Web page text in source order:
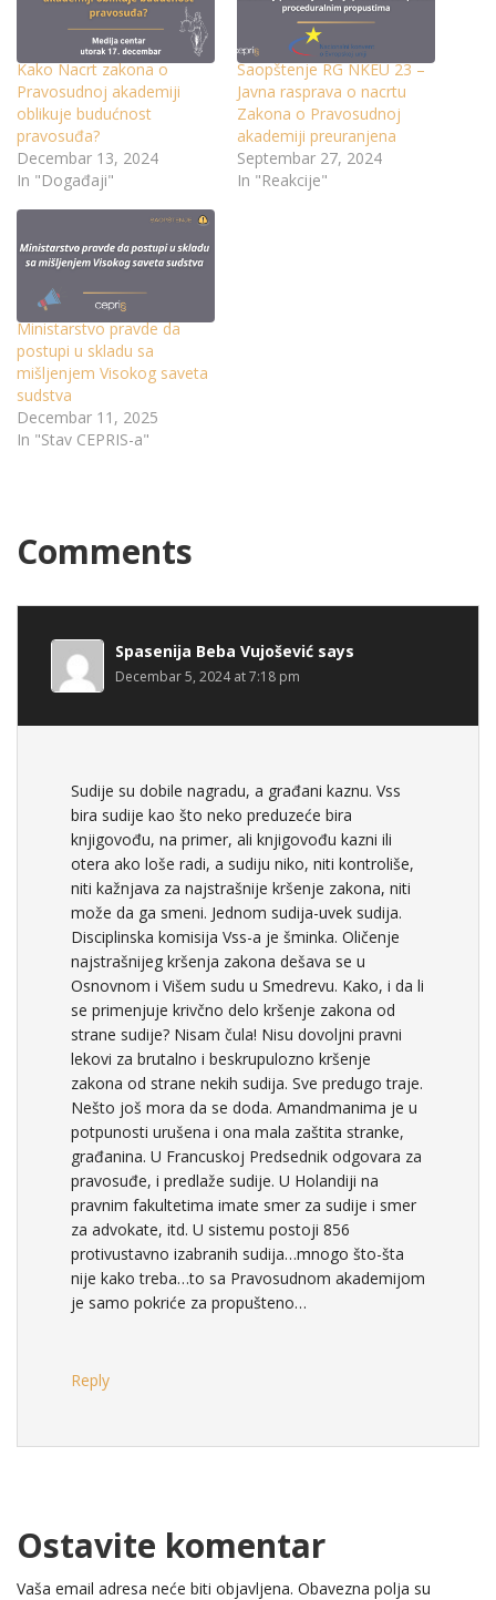
Kako Nacrt zakona o
Pravosudnoj akademiji
oblikuje budućnost
pravosuđa?
Decembar 13, 2024
In "Događaji"
Saopštenje RG NKEU 23 –
Javna rasprava o nacrtu
Zakona o Pravosudnoj
akademiji preuranjena
Septembar 27, 2024
In "Reakcije"
Ministarstvo pravde da
postupi u skladu sa
mišljenjem Visokog saveta
sudstva
Decembar 11, 2025
In "Stav CEPRIS-a"
Comments
Spasenija Beba Vujošević says
Decembar 5, 2024 at 7:18 pm
Sudije su dobile nagradu, a građani kaznu. Vss
bira sudije kao što neko preduzeće bira
knjigovođu, na primer, ali knjigovođu kazni ili
otera ako loše radi, a sudiju niko, niti kontroliše,
niti kažnjava za najstrašnije kršenje zakona, niti
može da ga smeni. Jednom sudija-uvek sudija.
Disciplinska komisija Vss-a je šminka. Oličenje
najstrašnijeg kršenja zakona dešava se u
Osnovnom i Višem sudu u Smedrevu. Kako, i da li
se primenjuje krivčno delo kršenje zakona od
strane sudije? Nisam čula! Nisu dovoljni pravni
lekovi za brutalno i beskrupulozno kršenje
zakona od strane nekih sudija. Sve predugo traje.
Nešto još mora da se doda. Amandmanima je u
potpunosti urušena i ona mala zaštita stranke,
građanina. U Francuskoj Predsednik odgovara za
pravosuđe, i predlaže sudije. U Holandiji na
pravnim fakultetima imate smer za sudije i smer
za advokate, itd. U sistemu postoji 856
protivustavno izabranih sudija…mnogo što-šta
nije kako treba…to sa Pravosudnom akademijom
je samo pokriće za propušteno…
Reply
Ostavite komentar
Vaša email adresa neće biti objavljena. Obavezna polja su